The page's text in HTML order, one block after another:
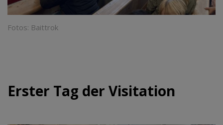
Fotos: Baittrok
Erster Tag der Visitation